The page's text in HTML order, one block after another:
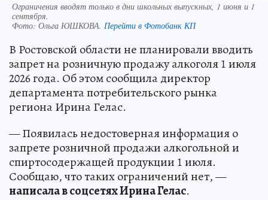
Ограничения вводят только в дни школьных выпускных, 1 июня и 1
сентября.
Фото: Ольга ЮШКОВА. Перейти в Фотобанк КП
В Ростовской области не планировали вводить
запрет на розничную продажу алкоголя 1 июля
2026 года. Об этом сообщила директор
департамента потребительского рынка
региона Ирина Гелас.
— Появилась недостоверная информация о
запрете розничной продажи алкогольной и
спиртосодержащей продукции 1 июля.
Сообщаю, что таких ограничений нет, —
написала в соцсетях Ирина Гелас.